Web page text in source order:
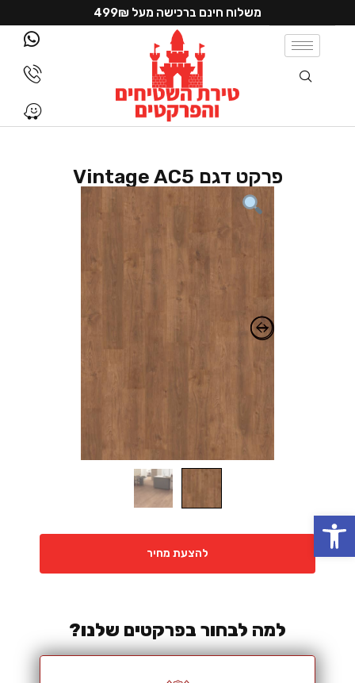
פתח סרגל נגישות
משלוח חינם ברכישה מעל 499₪
פרקט דגם Vintage AC5
להצעת מחיר
למה לבחור בפרקטים שלנו?